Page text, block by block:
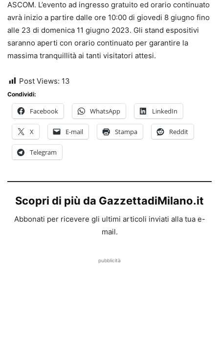
ASCOM. L’evento ad ingresso gratuito ed orario continuato
avrà inizio a partire dalle ore 10:00 di giovedi 8 giugno fino
alle 23 di domenica 11 giugno 2023. Gli stand espositivi
saranno aperti con orario continuato per garantire la
massima tranquillità ai tanti visitatori attesi.
Post Views: 13
Condividi:
Facebook WhatsApp LinkedIn
X E-mail Stampa Reddit
Telegram
Scopri di più da GazzettadiMilano.it
Abbonati per ricevere gli ultimi articoli inviati alla tua e-
mail.
pubblicità